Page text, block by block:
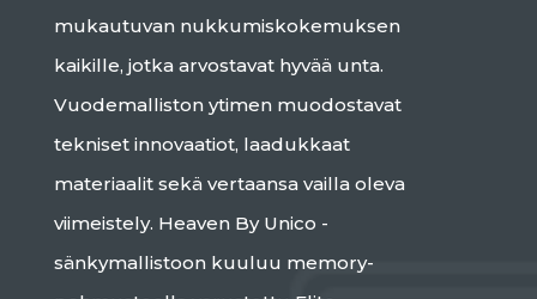
mukautuvan nukkumiskokemuksen
kaikille, jotka arvostavat hyvää unta.
Vuodemalliston ytimen muodostavat
tekniset innovaatiot, laadukkaat
materiaalit sekä vertaansa vailla oleva
viimeistely. Heaven By Unico -
sänkymallistoon kuuluu memory-